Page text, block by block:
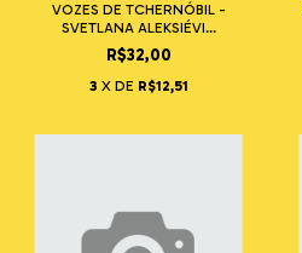
VOZES DE TCHERNÓBIL -
SVETLANA ALEKSIÉVI...
R$32,00
3 X DE R$12,51